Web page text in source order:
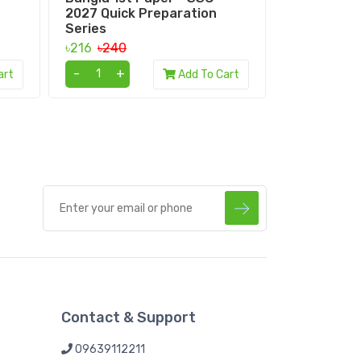
2027 Quick Preparation
Series
৳216 ৳240
-
+ Add To Cart
Contact & Support
09639112211